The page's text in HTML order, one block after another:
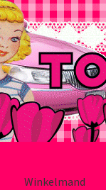
Winkelmand